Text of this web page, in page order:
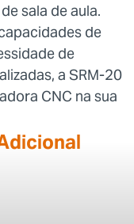
sala de aula.
de
de
a SRM-20
CNC na sua